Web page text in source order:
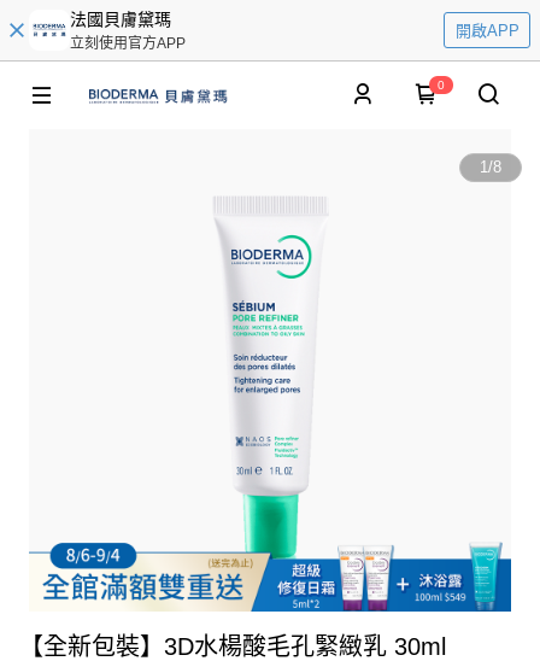
法國貝膚黛瑪
立刻使用官方APP
開啟APP
0
1/8
【全新包裝】3D水楊酸毛孔緊緻乳 30ml